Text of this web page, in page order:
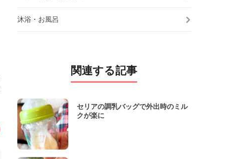
沐浴・お風呂
関連する記事
セリアの調乳バッグで外出時のミル
クが楽に